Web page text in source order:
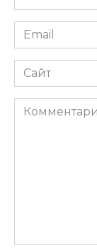
*
Email
*
Сайт
Комментарий